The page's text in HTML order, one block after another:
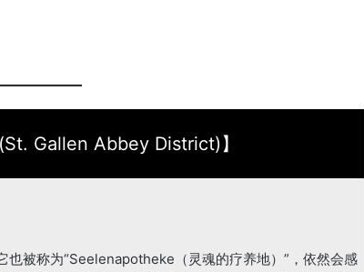
Gallen Abbey District)】
也被称为“Seelenapotheke（灵魂的疗养地）”，依然会感